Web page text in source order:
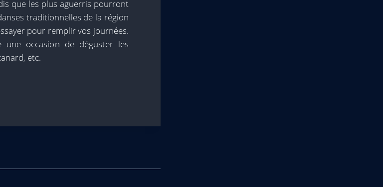
que les plus aguerris pourront
traditionnelles de la région
pour remplir vos journées.
une occasion de déguster les
etc.